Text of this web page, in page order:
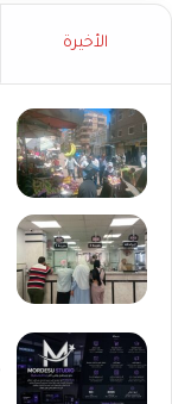
الأخيرة